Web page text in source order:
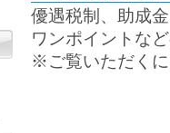
優遇税制、助成
ワンポイントな
※ご覧いただく